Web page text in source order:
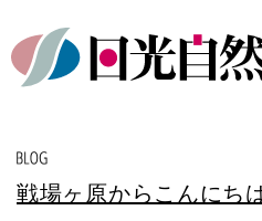
戦場ヶ原からこんにち